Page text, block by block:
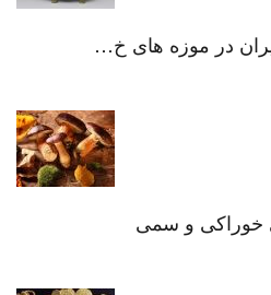
در موزه های خ…
خوراکی و سمی